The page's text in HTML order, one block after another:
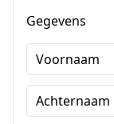
Gegevens
Voornaam
Achternaam